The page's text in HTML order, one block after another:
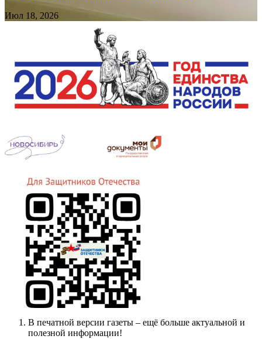
Июл 18, 2026
В печатной версии газеты – ещё больше актуальной и
полезной информации!